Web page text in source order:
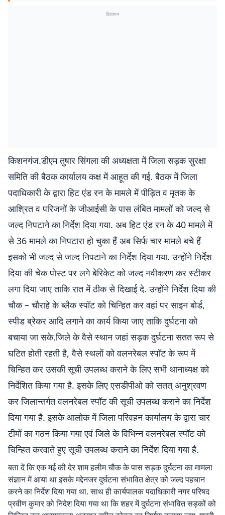
विज्ञापन
किशनगंज.डीएम तुषार सिंगला की अध्यक्षता में जिला सड़क सुरक्षा
समिति की बैठक कार्यालय कक्ष में आहूत की गई. बैठक में जिला
पदाधिकारी के द्वारा हिट एंड रन के मामले में पीड़ित व मृतक के
आश्रित व परिजनों के जीआईसी के पास लंबित मामलों को जल्द से
जल्द निपटाने का निर्देश दिया गया. अब हिट एंड रन के 40 मामले में
से 36 मामले का निपटारा हो चुका हैं अब सिर्फ चार मामले बचे हैं
इसको भी जल्द से जल्द निपटाने का निर्देश दिया गया. उन्होंने निर्देश
दिया की चेक पोस्ट पर लगे बेरिकेट को जल्द नवीकरण कर स्टीकर
लगा दिया जाए ताकि रात में ठीक से दिखाई दे. उन्होंने निर्देश दिया की
चौक – चौराहे के ब्लैक स्पॉट को चिन्हित कर वहां पर साइन बोर्ड,
स्पीड ब्रेकर आदि लगाने का कार्य किया जाए ताकि दुर्घटना को
बचाया जा सके.जिले के वैसे स्थान जहां सड़क दुर्घटना सतत रूप से
घटित होती रहती है, वैसे स्थलों को वलनरेबल स्पॉट के रूप में
चिन्हित कर उसकी सूची उपलब्ध कराने के लिए सभी थानाध्यक्ष को
निर्देशित किया गया है. इसके लिए एसडीपीओ को सतत् अनुश्रवण
कर जिलान्तर्गत वलनरेबल स्पॉट की सूची उपलब्ध कराने का निर्देश
दिया गया है. इसके आलोक में जिला परिवहन कार्यालय के द्वारा चार
टीमों का गठन किया गया एवं जिले के विभिन्न वलनरेबल स्पॉट को
चिन्हित करवाते हुए सूची उपलब्ध कराने का निर्देश दिया गया है.
बता दें कि एक मई की देर शाम हलीम चौक के पास सड़क दुर्घटना का मामला
संज्ञान में आया था इसके मद्देनजर दुर्घटना संभावित क्षेत्र को जल्द पहचान
करने का निर्देश दिया गया था. साथ ही कार्यपालक पदाधिकारी नगर परिषद
प्रवीण कुमार को निदेश दिया गया था कि शहर में दुर्घटना संभावित सड़कों को